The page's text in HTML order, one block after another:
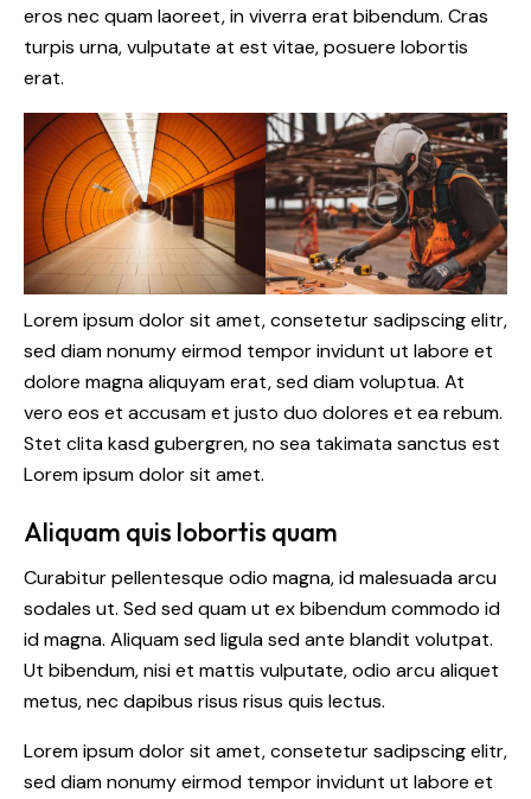
eros nec quam laoreet, in viverra erat bibendum. Cras
turpis urna, vulputate at est vitae, posuere lobortis
erat.
Lorem ipsum dolor sit amet, consetetur sadipscing elitr,
sed diam nonumy eirmod tempor invidunt ut labore et
dolore magna aliquyam erat, sed diam voluptua. At
vero eos et accusam et justo duo dolores et ea rebum.
Stet clita kasd gubergren, no sea takimata sanctus est
Lorem ipsum dolor sit amet.
Aliquam quis lobortis quam
Curabitur pellentesque odio magna, id malesuada arcu
sodales ut. Sed sed quam ut ex bibendum commodo id
id magna. Aliquam sed ligula sed ante blandit volutpat.
Ut bibendum, nisi et mattis vulputate, odio arcu aliquet
metus, nec dapibus risus risus quis lectus.
Lorem ipsum dolor sit amet, consetetur sadipscing elitr,
sed diam nonumy eirmod tempor invidunt ut labore et